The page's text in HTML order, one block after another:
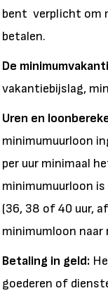
bent verplicht om
betalen.
De
vakantiebijslag,
Uren en
minimumuurloon
per uur minimaal
minimumuurloon
(36, 38 of 40 uur,
minimumloon naar
Betaling in geld:
goederen of